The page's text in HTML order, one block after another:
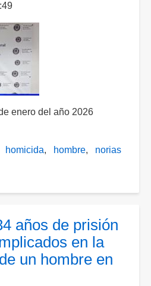
enero del año 2026
homicida hombre norias
años de prisión
en la
un hombre en